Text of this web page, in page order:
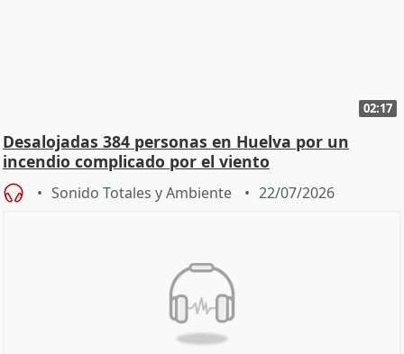
02:17
Desalojadas 384 personas en Huelva por un
incendio complicado por el viento
Sonido Totales y Ambiente 22/07/2026